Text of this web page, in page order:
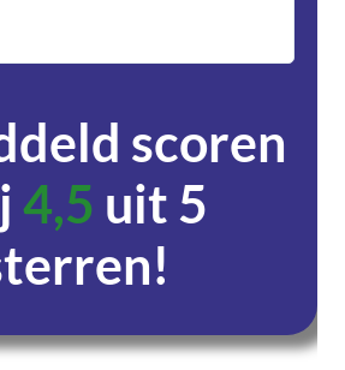
scoren
4,5 uit 5